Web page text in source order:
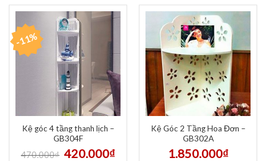
-11%
Kệ góc 4 tầng thanh lịch –
GB304F
470.000₫ 420.000₫
Kệ Góc 2 Tầng Hoa Đơn –
GB302A
1.850.000₫